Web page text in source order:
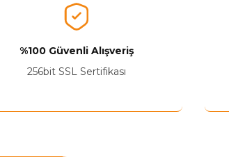
%100 Güvenli Alışveriş
256bit SSL Sertifikası